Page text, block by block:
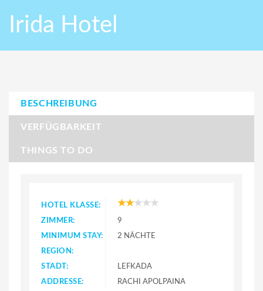
Irida Hotel
BESCHREIBUNG
VERFÜGBARKEIT
THINGS TO DO
HOTEL KLASSE:
ZIMMER:
9
MINIMUM STAY:
2 NÄCHTE
REGION:
STADT:
LEFKADA
ADDRESSE:
RACHI APOLPAINA